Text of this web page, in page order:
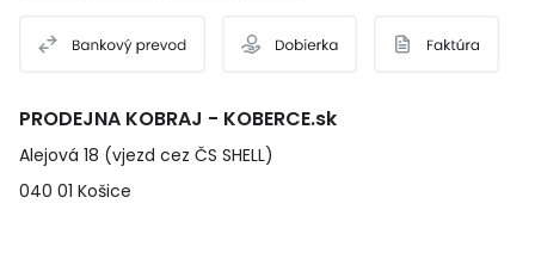
PRODEJNA KOBRAJ - KOBERCE.sk
Alejová 18 (vjezd cez ČS SHELL)
040 01 Košice